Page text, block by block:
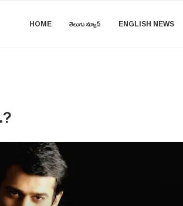
HOME తెలుగు న్యూస్ ENGLISH NEWS